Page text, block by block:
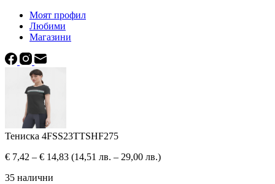
Моят профил
Любими
Магазини
Тениска 4FSS23TTSHF275
€ 7,42 – € 14,83 (14,51 лв. – 29,00 лв.)
35 налични